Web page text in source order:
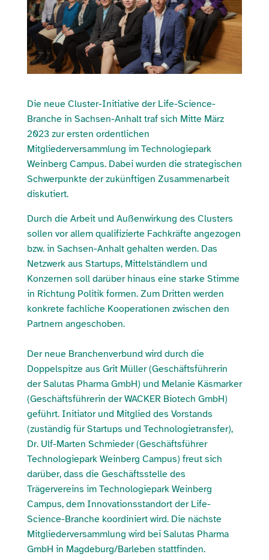
Die neue Cluster-Initiative der Life-Science-
Branche in Sachsen-Anhalt traf sich Mitte März
2023 zur ersten ordentlichen
Mitgliederversammlung im Technologiepark
Weinberg Campus. Dabei wurden die strategischen
Schwerpunkte der zukünftigen Zusammenarbeit
diskutiert.
Durch die Arbeit und Außenwirkung des Clusters
sollen vor allem qualifizierte Fachkräfte angezogen
bzw. in Sachsen-Anhalt gehalten werden. Das
Netzwerk aus Startups, Mittelständlern und
Konzernen soll darüber hinaus eine starke Stimme
in Richtung Politik formen. Zum Dritten werden
konkrete fachliche Kooperationen zwischen den
Partnern angeschoben.
Der neue Branchenverbund wird durch die
Doppelspitze aus Grit Müller (Geschäftsführerin
der Salutas Pharma GmbH) und Melanie Käsmarker
(Geschäftsführerin der WACKER Biotech GmbH)
geführt. Initiator und Mitglied des Vorstands
(zuständig für Startups und Technologietransfer),
Dr. Ulf-Marten Schmieder (Geschäftsführer
Technologiepark Weinberg Campus) freut sich
darüber, dass die Geschäftsstelle des
Trägervereins im Technologiepark Weinberg
Campus, dem Innovationsstandort der Life-
Science-Branche koordiniert wird. Die nächste
Mitgliederversammlung wird bei Salutas Pharma
GmbH in Magdeburg/Barleben stattfinden.